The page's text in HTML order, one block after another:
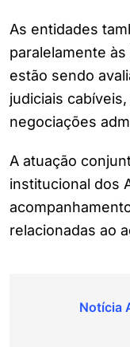
As entidades
paralelamente
estão sendo
judiciais
negociações
A atuação
institucional dos
relacionadas ao
Navegação